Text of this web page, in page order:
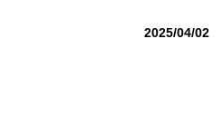
2025/04/02